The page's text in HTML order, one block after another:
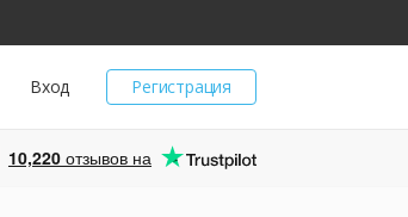
Регистрация
Вход
10,220 отзывов на